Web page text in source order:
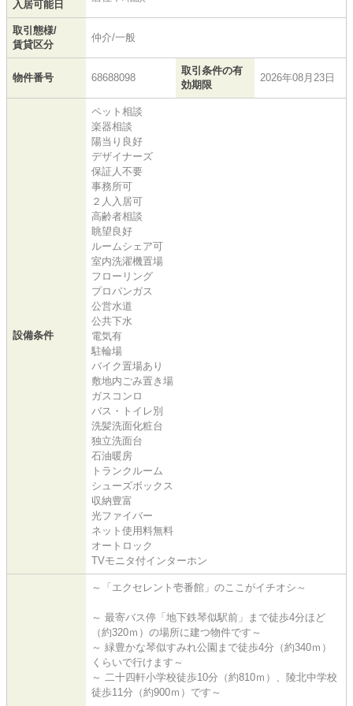
入居可能日
取引態様/
賃貸区分
仲介/一般
物件番号 68688098
取引条件の有
効期限
2026年08月23日
設備条件
ペット相談
楽器相談
陽当り良好
デザイナーズ
保証人不要
事務所可
２人入居可
高齢者相談
眺望良好
ルームシェア可
室内洗濯機置場
フローリング
プロパンガス
公営水道
公共下水
電気有
駐輪場
バイク置場あり
敷地内ごみ置き場
ガスコンロ
バス・トイレ別
洗髪洗面化粧台
独立洗面台
石油暖房
トランクルーム
シューズボックス
収納豊富
光ファイバー
ネット使用料無料
オートロック
TVモニタ付インターホン
～「エクセレント壱番館」のここがイチオシ～
～ 最寄バス停「地下鉄琴似駅前」まで徒歩4分ほど
（約320ｍ）の場所に建つ物件です～
～ 緑豊かな琴似すみれ公園まで徒歩4分（約340ｍ）
くらいで行けます～
～ 二十四軒小学校徒歩10分（約810ｍ）、陵北中学校
徒歩11分（約900ｍ）です～